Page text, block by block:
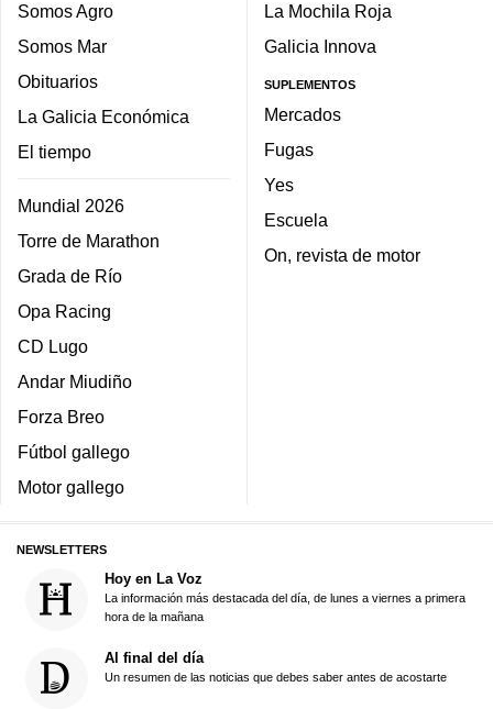
Somos Agro
Somos Mar
Obituarios
La Galicia Económica
El tiempo
Mundial 2026
Torre de Marathon
Grada de Río
Opa Racing
CD Lugo
Andar Miudiño
Forza Breo
Fútbol gallego
Motor gallego
La Mochila Roja
Galicia Innova
SUPLEMENTOS
Mercados
Fugas
Yes
Escuela
On, revista de motor
NEWSLETTERS
Hoy en La Voz
La información más destacada del día, de lunes a viernes a primera
hora de la mañana
Al final del día
Un resumen de las noticias que debes saber antes de acostarte